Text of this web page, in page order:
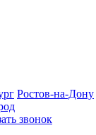
Ростов-на-Дону
звонок